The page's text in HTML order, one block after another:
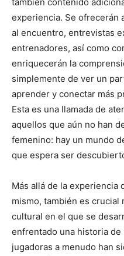
experiencia. Se ofrecerán
al encuentro, entrevistas
entrenadores, así como
enriquecerán la
simplemente de ver un
aprender y conectar más
Esta es una llamada de
aquellos que aún no han
femenino: hay un mundo
que espera ser
Más allá de la
mismo, también es
cultural en el que se
enfrentado una historia
jugadoras a menudo han